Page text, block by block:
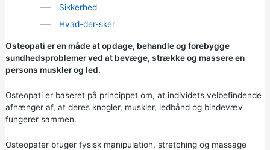
Sikkerhed
Hvad-der-sker
Osteopati er en måde at opdage, behandle og forebygge
sundhedsproblemer ved at bevæge, strække og massere en
persons muskler og led.
Osteopati er baseret på princippet om, at individets velbefindende
afhænger af, at deres knogler, muskler, ledbånd og bindevæv
fungerer sammen.
Osteopater bruger fysisk manipulation, stretching og massage